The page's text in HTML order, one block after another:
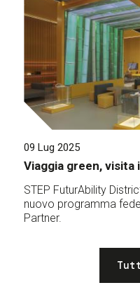
09 Lug 2025
Viaggia green, visita
STEP FuturAbility
nuovo programma
Partner.